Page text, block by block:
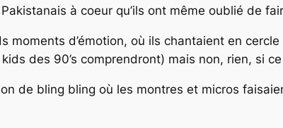
à coeur qu’ils ont même oublié de
moments d’émotion, où ils chantaient en
des 90’s comprendront) mais non, rien, si ce
de bling bling où les montres et micros